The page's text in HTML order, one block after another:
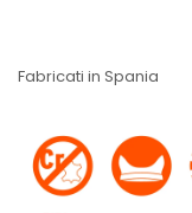
Fabricati in Spania